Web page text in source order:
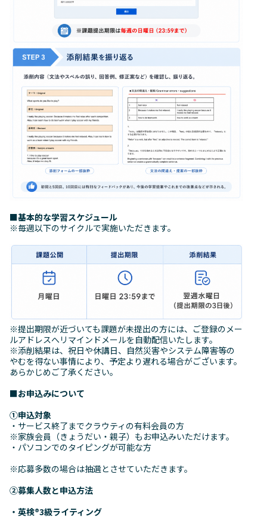
■基本的な学習スケジュール
※毎週以下のサイクルで実施いただきます。
※提出期限が近づいても課題が未提出の方には、ご登録のメー
ルアドレスへリマインドメールを自動配信いたします。
※添削結果は、祝日や休講日、自然災害やシステム障害等の
やむを得ない事情により、予定より遅れる場合がございます。
あらかじめご了承ください。
■お申込みについて
①申込対象
・サービス終了までクラウティの有料会員の方
※家族会員（きょうだい・親子）もお申込みいただけます。
・パソコンでのタイピングが可能な方
※応募多数の場合は抽選とさせていただきます。
②募集人数と申込方法
・英検®3級ライティング